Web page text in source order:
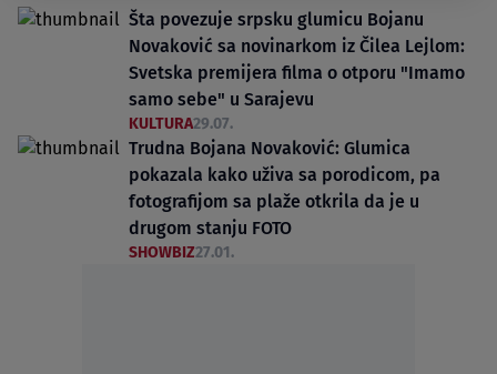
Šta povezuje srpsku glumicu Bojanu
Novaković sa novinarkom iz Čilea Lejlom:
Svetska premijera filma o otporu "Imamo
samo sebe" u Sarajevu
KULTURA29.07.
Trudna Bojana Novaković: Glumica
pokazala kako uživa sa porodicom, pa
fotografijom sa plaže otkrila da je u
drugom stanju FOTO
SHOWBIZ27.01.